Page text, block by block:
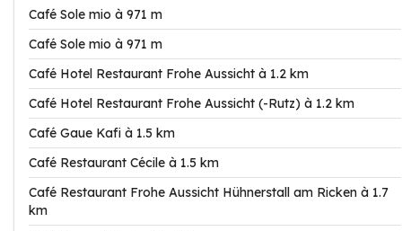
Café Sole mio à 971 m
Café Sole mio à 971 m
Café Hotel Restaurant Frohe Aussicht à 1.2 km
Café Hotel Restaurant Frohe Aussicht (-Rutz) à 1.2 km
Café Gaue Kafi à 1.5 km
Café Restaurant Cécile à 1.5 km
Café Restaurant Frohe Aussicht Hühnerstall am Ricken à 1.7
km